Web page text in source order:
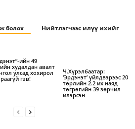
болох Нийтлэгчээс илүү ихийг
ийн 49
худалдан авалт
улсад хохирол
гэв!
Ч.Хүрэлбаатар:
‘Эрдэнэт’ үйлдвэрээс 20
төрлийн 2.2 их наяд
төгрөгийн 39 зөрчил
илэрсэн